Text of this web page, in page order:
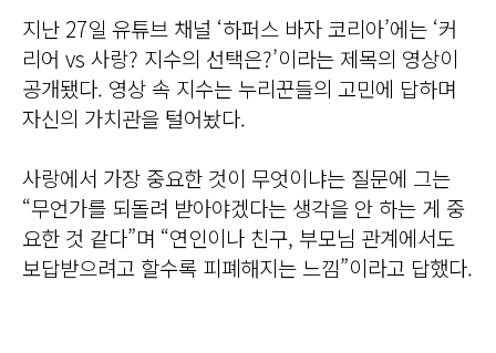
지난 27일 유튜브 채널 ‘하퍼스 바자 코리아’에는 ‘커
리어 vs 사랑? 지수의 선택은?’이라는 제목의 영상이
공개됐다. 영상 속 지수는 누리꾼들의 고민에 답하며
자신의 가치관을 털어놨다.
사랑에서 가장 중요한 것이 무엇이냐는 질문에 그는
“무언가를 되돌려 받아야겠다는 생각을 안 하는 게 중
요한 것 같다”며 “연인이나 친구, 부모님 관계에서도
보답받으려고 할수록 피폐해지는 느낌”이라고 답했다.